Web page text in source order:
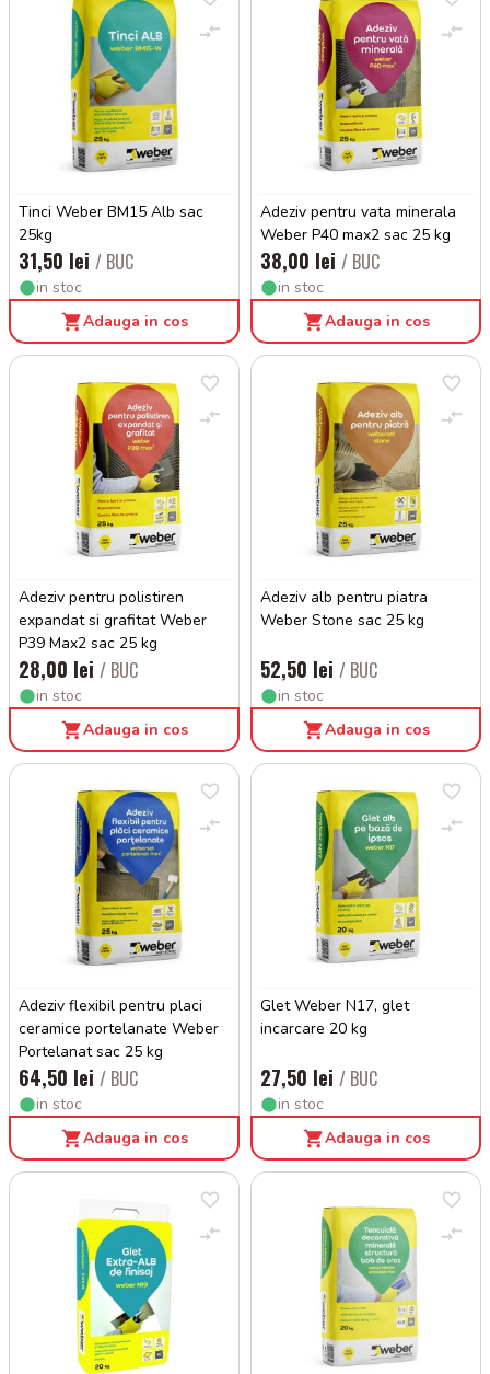
Tinci Weber BM15 Alb sac
25kg
31,50 lei / BUC
in stoc
Adauga in cos
Adeziv pentru vata minerala
Weber P40 max2 sac 25 kg
38,00 lei / BUC
in stoc
Adauga in cos
Adeziv pentru polistiren
expandat si grafitat Weber
P39 Max2 sac 25 kg
28,00 lei / BUC
in stoc
Adauga in cos
Adeziv alb pentru piatra
Weber Stone sac 25 kg
52,50 lei / BUC
in stoc
Adauga in cos
Adeziv flexibil pentru placi
ceramice portelanate Weber
Portelanat sac 25 kg
64,50 lei / BUC
in stoc
Adauga in cos
Glet Weber N17, glet
incarcare 20 kg
27,50 lei / BUC
in stoc
Adauga in cos